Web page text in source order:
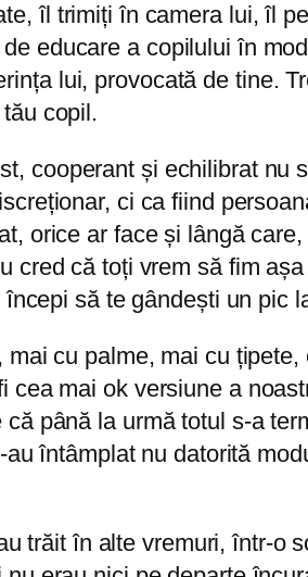
îl trimiți în camera lui, îl
educare a copilului în
lui, provocată de tine.
copil.
cooperant și echilibrat nu
ci ca fiind
orice ar face și lângă
cred că toți vrem să fim
să te gândești un pic
cu palme, mai cu
mai ok versiune a
până la urmă totul s-a
întâmplat nu datorită
trăit în alte vremuri, într-o